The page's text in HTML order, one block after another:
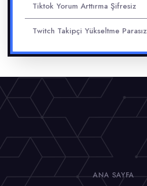
Tiktok Yorum Arttırma Şifresiz
Twitch Takipçi Yükseltme Parasız
ANA SAYFA